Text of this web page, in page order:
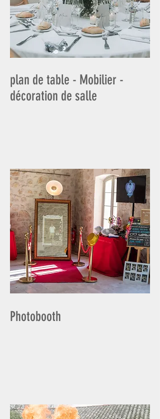
plan de table - Mobilier -
décoration de salle
Photobooth